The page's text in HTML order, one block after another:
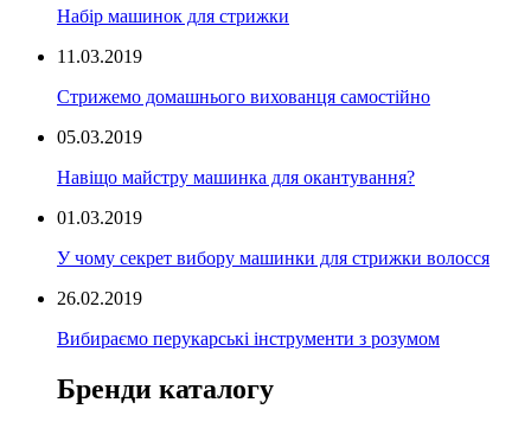
Набір машинок для стрижки
11.03.2019
Стрижемо домашнього вихованця самостійно
05.03.2019
Навіщо майстру машинка для окантування?
01.03.2019
У чому секрет вибору машинки для стрижки волосся
26.02.2019
Вибираємо перукарські інструменти з розумом
Бренди каталогу